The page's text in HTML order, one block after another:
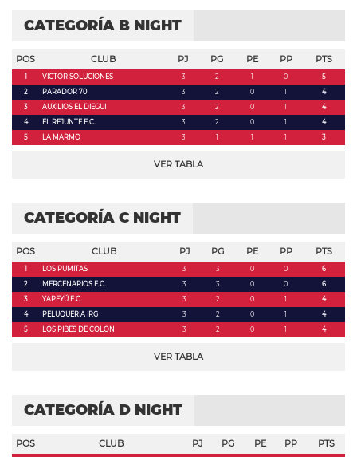
CATEGORÍA B NIGHT
POS CLUB PJ PG PE PP PTS
1 VICTOR SOLUCIONES 3 2 1 0
5
2
PARADOR 70 3 2 0 1
4
3
AUXILIOS EL DIEGUI 3 2 0 1
4
4
EL REJUNTE F.C. 3 2 0 1
4
5
LA MARMO 3 1 1 1 3
VER TABLA
CATEGORÍA C NIGHT
POS CLUB PJ PG PE PP PTS
1 LOS PUMITAS 3 3 0 0
6
2
MERCENARIOS F.C. 3 3 0 0
6
3
YAPEYÚ F.C. 3 2 0 1
4
4
PELUQUERIA IRG 3 2 0 1
4
5
LOS PIBES DE COLON 3 2 0 1 4
VER TABLA
CATEGORÍA D NIGHT
POS CLUB PJ PG PE PP PTS